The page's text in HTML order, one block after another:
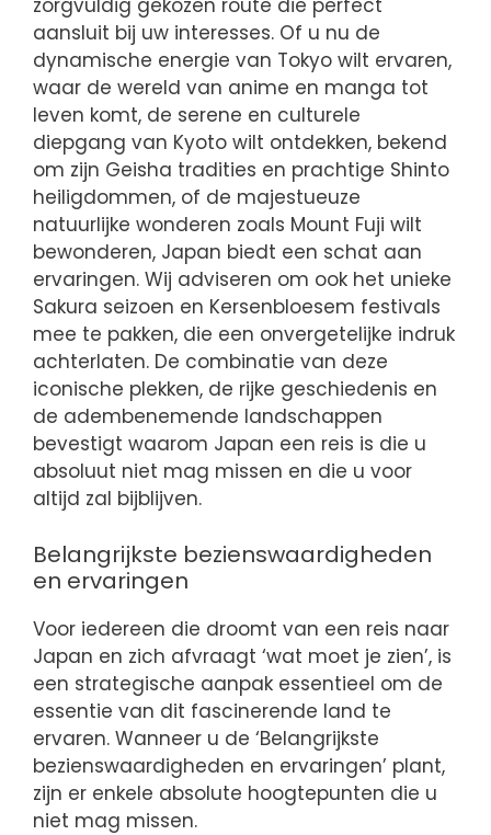
zorgvuldig gekozen route die perfect
aansluit bij uw interesses. Of u nu de
dynamische energie van Tokyo wilt ervaren,
waar de wereld van anime en manga tot
leven komt, de serene en culturele
diepgang van Kyoto wilt ontdekken, bekend
om zijn Geisha tradities en prachtige Shinto
heiligdommen, of de majestueuze
natuurlijke wonderen zoals Mount Fuji wilt
bewonderen, Japan biedt een schat aan
ervaringen. Wij adviseren om ook het unieke
Sakura seizoen en Kersenbloesem festivals
mee te pakken, die een onvergetelijke indruk
achterlaten. De combinatie van deze
iconische plekken, de rijke geschiedenis en
de adembenemende landschappen
bevestigt waarom Japan een reis is die u
absoluut niet mag missen en die u voor
altijd zal bijblijven.
Belangrijkste bezienswaardigheden
en ervaringen
Voor iedereen die droomt van een reis naar
Japan en zich afvraagt ‘wat moet je zien’, is
een strategische aanpak essentieel om de
essentie van dit fascinerende land te
ervaren. Wanneer u de ‘Belangrijkste
bezienswaardigheden en ervaringen’ plant,
zijn er enkele absolute hoogtepunten die u
niet mag missen.